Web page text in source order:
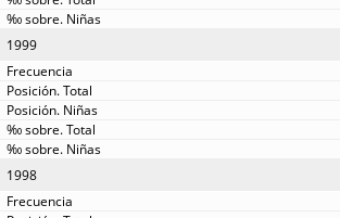
1999
1998